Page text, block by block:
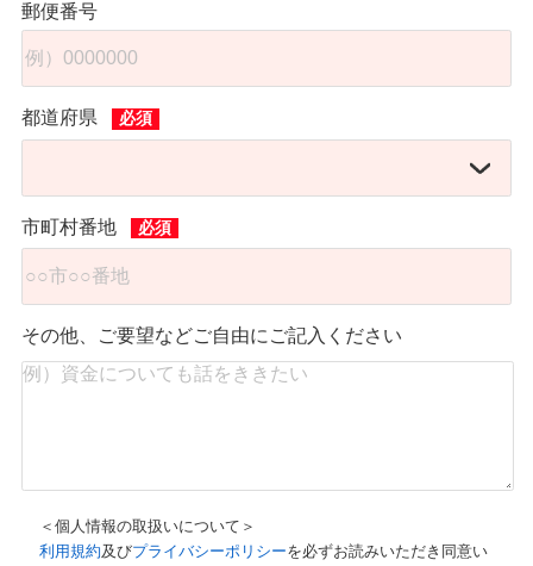
郵便番号
都道府県
市町村番地
その他、ご要望などご自由にご記入ください
＜個人情報の取扱いについて＞
利用規約及びプライバシーポリシーを必ずお読みいただき同意い